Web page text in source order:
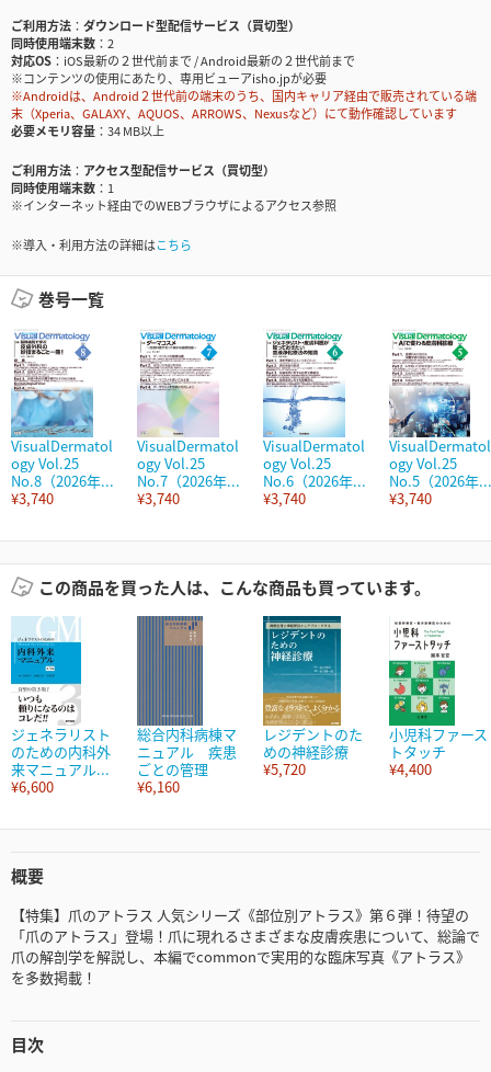
ご利用方法
ダウンロード型配信サービス（買切型）
同時使用端末数
2
対応OS
iOS最新の２世代前まで / Android最新の２世代前まで
※コンテンツの使用にあたり、専用ビューアisho.jpが必要
※Androidは、Android２世代前の端末のうち、国内キャリア経由で販売されている端
末（Xperia、GALAXY、AQUOS、ARROWS、Nexusなど）にて動作確認しています
必要メモリ容量
34 MB以上
ご利用方法
アクセス型配信サービス（買切型）
同時使用端末数
1
※インターネット経由でのWEBブラウザによるアクセス参照
※導入・利用方法の詳細はこちら
巻号一覧
VisualDermatol
ogy Vol.25
No.8（2026年...
¥3,740
VisualDermatol
ogy Vol.25
No.7（2026年...
¥3,740
VisualDermatol
ogy Vol.25
No.6（2026年...
¥3,740
VisualDermatol
ogy Vol.25
No.5（2026年...
¥3,740
この商品を買った人は、こんな商品も買っています。
ジェネラリスト
のための内科外
来マニュアル...
¥6,600
総合内科病棟マ
ニュアル 疾患
ごとの管理
¥6,160
レジデントのた
めの神経診療
¥5,720
小児科ファース
トタッチ
¥4,400
概要
【特集】爪のアトラス 人気シリーズ《部位別アトラス》第６弾！待望の
「爪のアトラス」登場！爪に現れるさまざまな皮膚疾患について、総論で
爪の解剖学を解説し、本編でcommonで実用的な臨床写真《アトラス》
を多数掲載！
目次